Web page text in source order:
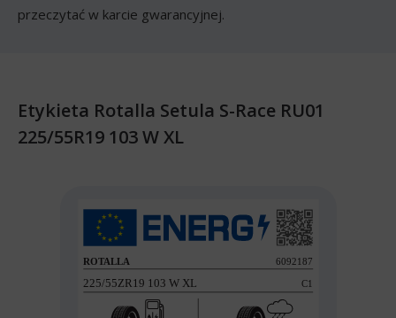
przeczytać w karcie gwarancyjnej.
Etykieta Rotalla Setula S-Race RU01
225/55R19 103 W XL